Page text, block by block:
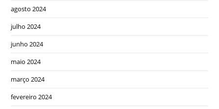
agosto 2024
julho 2024
junho 2024
maio 2024
março 2024
fevereiro 2024